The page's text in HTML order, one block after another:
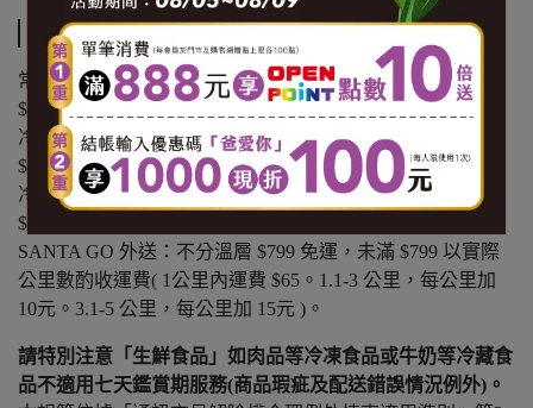
運送方式
常溫商品：黑貓常溫宅配 $1200 免運，未滿 $1200 酌收
$100 運費。
冷凍商品：黑貓冷凍宅配 $1500 免運，未滿 $1500 酌收
$150 運費。
冷藏商品：黑貓冷藏宅配 $1500 免運，未滿 $1500 酌收
$150 運費。
SANTA GO 外送：不分溫層 $799 免運，未滿 $799 以實際
公里數酌收運費( 1公里內運費 $65。1.1-3 公里，每公里加
10元。3.1-5 公里，每公里加 15元 )。
請特別注意「生鮮食品」如肉品等冷凍食品或牛奶等冷藏食
品不適用七天鑑賞期服務(商品瑕疵及配送錯誤情況例外)。